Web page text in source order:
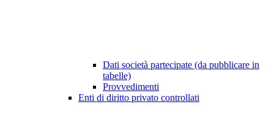
Dati società partecipate (da pubblicare in
tabelle)
Provvedimenti
Enti di diritto privato controllati